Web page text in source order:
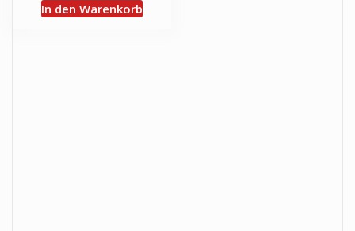
In den Warenkorb